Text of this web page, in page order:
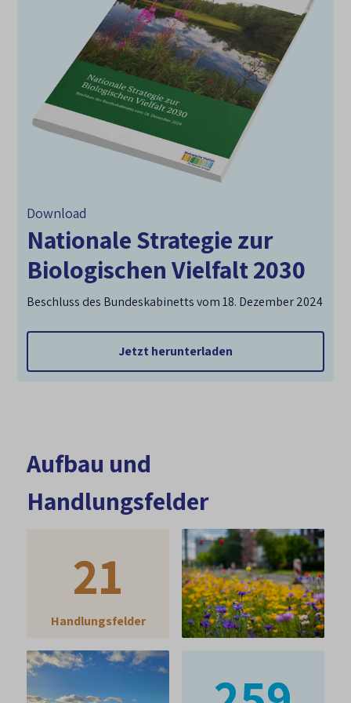
Download
Nationale Strategie zur
Biologischen Vielfalt 2030
Beschluss des Bundeskabinetts vom 18. Dezember 2024
Jetzt herunterladen
Aufbau und
Handlungsfelder
21
Handlungsfelder